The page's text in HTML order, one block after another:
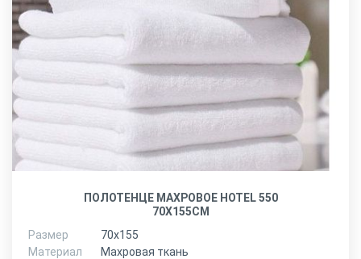
ПОЛОТЕНЦЕ МАХРОВОЕ HOTEL 550
70Х155СМ
Размер
70х155
Материал
Махровая ткань